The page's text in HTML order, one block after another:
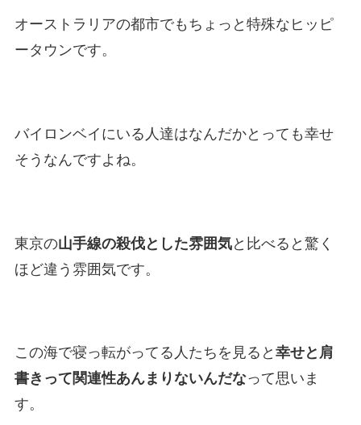
オーストラリアの都市でもちょっと特殊なヒッピ
ータウンです。
バイロンベイにいる人達はなんだかとっても幸せ
そうなんですよね。
東京の山手線の殺伐とした雰囲気と比べると驚く
ほど違う雰囲気です。
この海で寝っ転がってる人たちを見ると 幸せと肩
書きって関連性あんまりないんだなって思いま
す。